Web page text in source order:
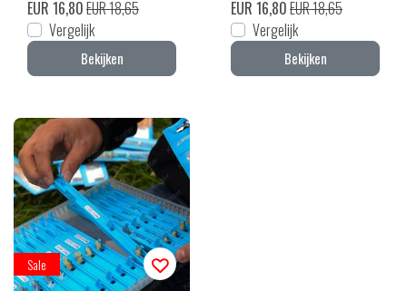
EUR 16,80EUR 18,65
Vergelijk
Bekijken
EUR 16,80EUR 18,65
Vergelijk
Bekijken
Sale